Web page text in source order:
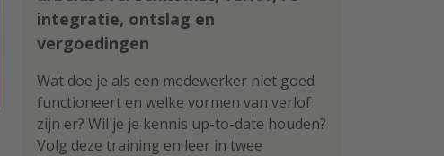
integratie, ontslag en
vergoedingen
Wat doe je als een medewerker niet goed
functioneert en welke vormen van verlof
zijn er? Wil je je kennis up-to-date houden?
Volg deze training en leer in twee